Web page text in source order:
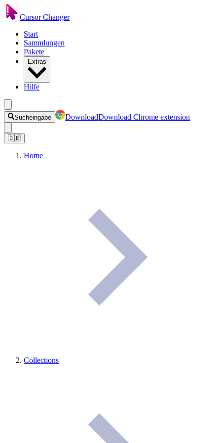
Cursor Changer
Start
Sammlungen
Pakete
Extras
Hilfe
Sucheingabe DownloadDownload Chrome extension
🇩🇪
Home
Collections